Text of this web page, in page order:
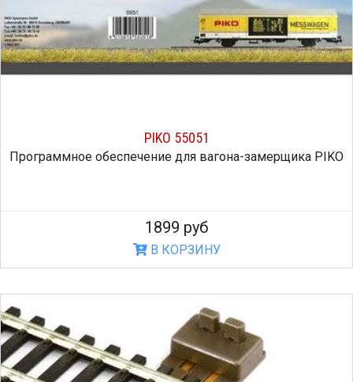
PIKO 55051
Программное обеспечение для вагона-замерщика PIKO
1899 руб
В КОРЗИНУ